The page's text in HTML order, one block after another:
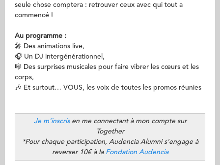
seule chose comptera : retrouver ceux avec qui tout a
commencé !
Au programme :
🎤 Des animations live,
🎧 Un DJ intergénérationnel,
🎼 Des surprises musicales pour faire vibrer les cœurs et les
corps,
🎶 Et surtout… VOUS, les voix de toutes les promos réunies
Je m'inscris en me connectant à mon compte sur
Together
*Pour chaque participation, Audencia Alumni s’engage à
reverser 10€ à la Fondation Audencia